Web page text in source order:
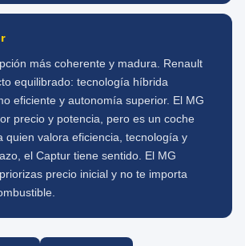
más coherente y madura. Renault
equilibrado: tecnología híbrida
eficiente y autonomía superior. El MG
precio y potencia, pero es un coche
quien valora eficiencia, tecnología y
el Captur tiene sentido. El MG
precio inicial y no te importa